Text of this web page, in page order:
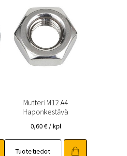
Mutteri M12 A4
Haponkestävä
0,60€ / kpl
Tuotetiedot